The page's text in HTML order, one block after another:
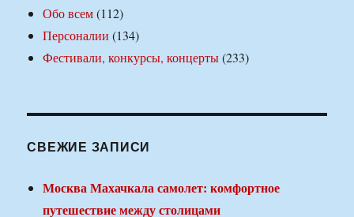
Обо всем(112)
Персоналии (134)
Фестивали, конкурсы, концерты(233)
СВЕЖИЕ ЗАПИСИ
Москва Махачкала самолет: комфортное
путешествие между столицами